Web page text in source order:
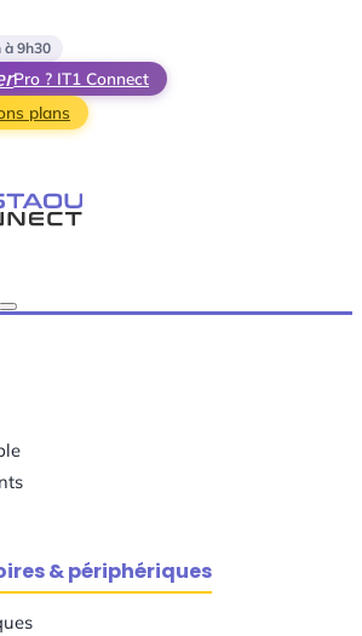
à 9h30
Pro ? IT1 Connect
plans
& périphériques